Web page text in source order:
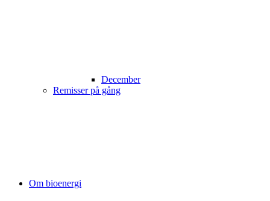
December
Remisser på gång
Om bioenergi